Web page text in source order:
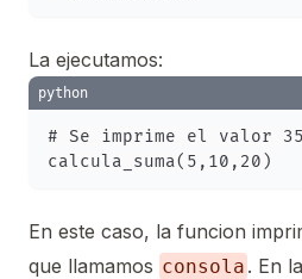
La ejecutamos:
python
# Se imprime el valor 35
En este caso, la funcion
que llamamos consola . En